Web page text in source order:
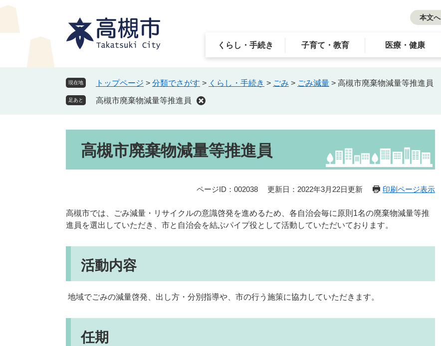
ペ
メ
本文へ
くらし・手続き 子育て・教育 医療・健康
現在地 トップページ > 分類でさがす > くらし・手続き > ごみ > ごみ減量 > 高槻市廃棄物減量等推進員
足あと 高槻市廃棄物減量等推進員
高槻市廃棄物減量等推進員
ページID：002038 更新日：2022年3月22日更新 印刷ページ表示
高槻市では、ごみ減量・リサイクルの意識啓発を進めるため、各自治会毎に原則1名の廃棄物減量等推
進員を選出していただき、市と自治会を結ぶパイプ役として活動していただいております。
活動内容
地域でごみの減量啓発、出し方・分別指導や、市の行う施策に協力していただきます。
任期